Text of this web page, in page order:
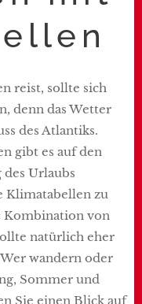
reist, sollte sich
denn das Wetter
des Atlantiks.
gibt es auf den
des Urlaubs
Klimatabellen zu
Kombination von
natürlich eher
wandern oder
Sommer und
Sie einen Blick auf